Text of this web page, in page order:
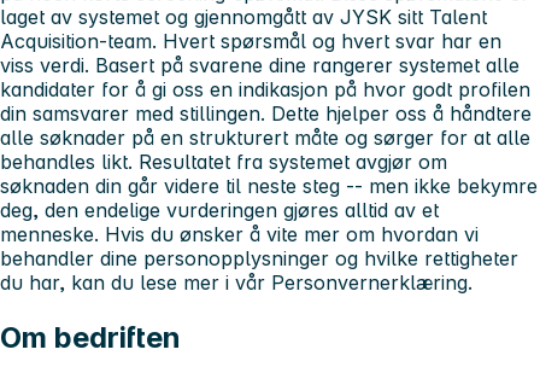
laget av systemet og gjennomgått av JYSK sitt Talent
Acquisition-team. Hvert spørsmål og hvert svar har en
viss verdi. Basert på svarene dine rangerer systemet alle
kandidater for å gi oss en indikasjon på hvor godt profilen
din samsvarer med stillingen. Dette hjelper oss å håndtere
alle søknader på en strukturert måte og sørger for at alle
behandles likt. Resultatet fra systemet avgjør om
søknaden din går videre til neste steg -- men ikke bekymre
deg, den endelige vurderingen gjøres alltid av et
menneske. Hvis du ønsker å vite mer om hvordan vi
behandler dine personopplysninger og hvilke rettigheter
du har, kan du lese mer i vår Personvernerklæring.
Om bedriften